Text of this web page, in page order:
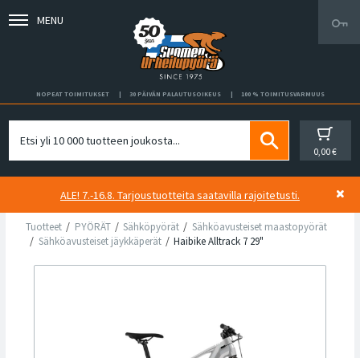
MENU
NOPEAT TOIMITUKSET 30 PÄIVÄN PALAUTUSOIKEUS 100 % TOIMITUSVARMUUS
0,00 €
ALE! 7.-16.8. Tarjoustuotteita saatavilla rajoitetusti.
Tuotteet PYÖRÄT Sähköpyörät
Sähköavusteiset maastopyörät
Sähköavusteiset jäykkäperät
Haibike Alltrack 7 29"